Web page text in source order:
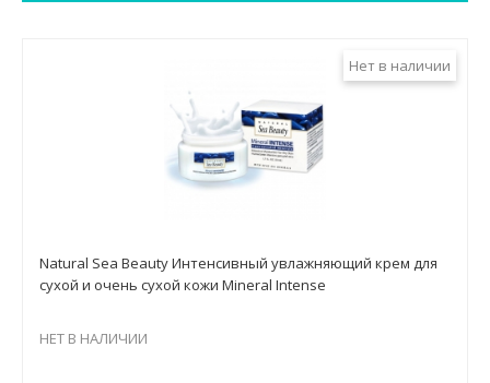
Нет в наличии
Natural Sea Beauty Интенсивный увлажняющий крем для
сухой и очень сухой кожи Mineral Intense
НЕТ В НАЛИЧИИ